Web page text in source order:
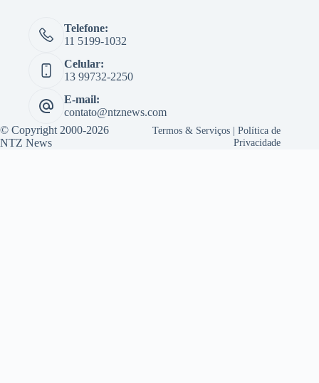
Telefone:
11 5199-1032
Celular:
13 99732-2250
E-mail:
contato@ntznews.com
© Copyright 2000-2026
NTZ News
Termos & Serviços |Política de
Privacidade